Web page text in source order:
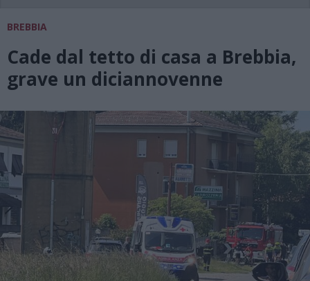
BREBBIA
Cade dal tetto di casa a Brebbia,
grave un diciannovenne